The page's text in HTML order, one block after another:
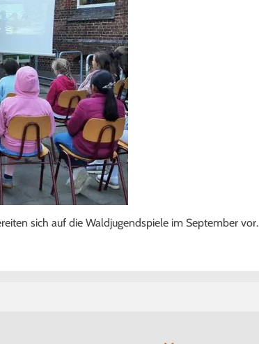
sich auf die Waldjugendspiele im September vor.